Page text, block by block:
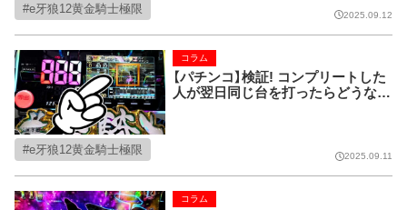
e牙狼12黄金騎士極限 2025.09.12
【パチンコ】検証! コンプリートした
人が翌日同じ台を打ったらどうなる
コラム
e牙狼12黄金騎士極限 2025.09.11
コラム